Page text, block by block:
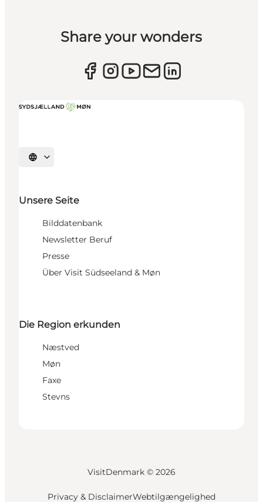
Share your wonders
Sprache auswählen
Unsere Seite
Bilddatenbank
Newsletter Beruf
Presse
Über Visit Südseeland & Møn
Die Region erkunden
Næstved
Møn
Faxe
Stevns
VisitDenmark © 2026
Privacy & DisclaimerWebtilgængelighed